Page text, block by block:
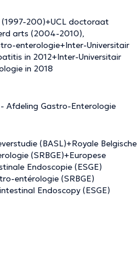
200)+UCL doctoraat
arts (2004-2010),
enterologie+Inter-Universitair
in 2012+Inter-Universitair
in 2018
Afdeling Gastro-Enterologie
(BASL)+Royale Belgische
(SRBGE)+Europese
Endoscopie (ESGE)
entérologie (SRBGE)
Endoscopy (ESGE)